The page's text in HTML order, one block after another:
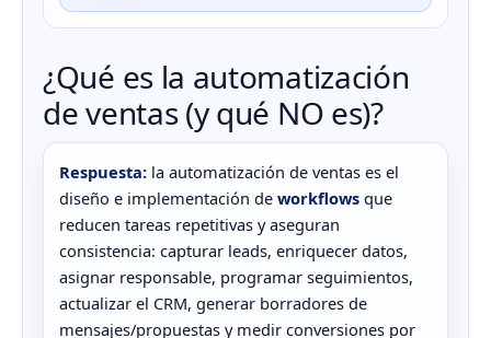
¿Qué es la automatización
de ventas (y qué NO es)?
Respuesta: la automatización de ventas es el
diseño e implementación de workflows que
reducen tareas repetitivas y aseguran
consistencia: capturar leads, enriquecer datos,
asignar responsable, programar seguimientos,
actualizar el CRM, generar borradores de
mensajes/propuestas y medir conversiones por